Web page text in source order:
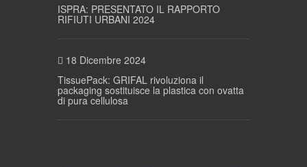
ISPRA: PRESENTATO IL RAPPORTO
RIFIUTI URBANI 2024
18 Dicembre 2024
TissuePack: GRIFAL rivoluziona il
packaging sostituisce la plastica con ovatta
di pura cellulosa